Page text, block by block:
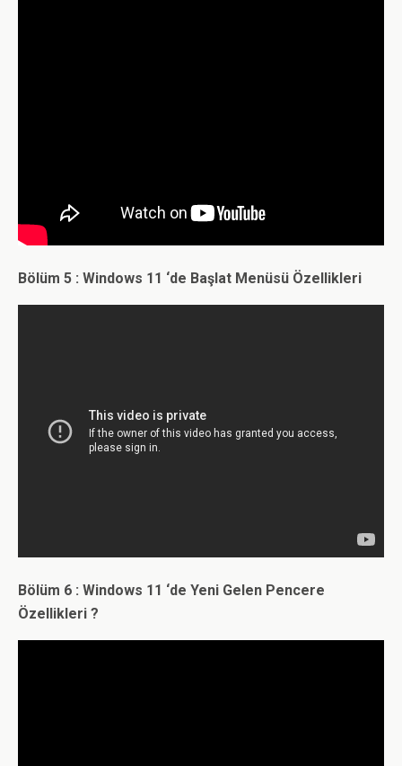
Bölüm 5 : Windows 11 ‘de Başlat Menüsü Özellikleri
Bölüm 6 : Windows 11 ‘de Yeni Gelen Pencere
Özellikleri ?